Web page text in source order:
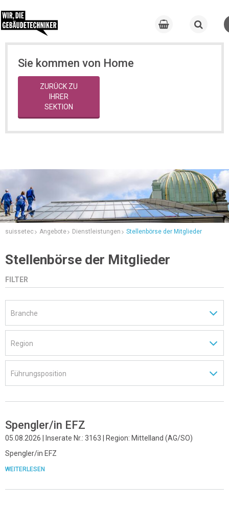
Sie kommen von Home
ZURÜCK ZU
IHRER
SEKTION
suissetec Angebote Dienstleistungen Stellenbörse der Mitglieder
Stellenbörse der Mitglieder
Spengler/in EFZ
05.08.2026 | Inserate Nr.: 3163 | Region: Mittelland (AG/SO)
Spengler/in EFZ
WEITERLESEN
FILTER